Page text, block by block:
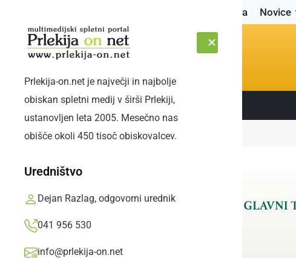
Naslovnica Novice
ČETRTEK, 6. AVGUST 2026 Sledite nam:
Prlekija-on.net je največji in najbolje
obiskan spletni medij v širši Prlekiji,
ustanovljen leta 2005. Mesečno nas
obišče okoli 450 tisoč obiskovalcev.
Uredništvo
Dejan Razlag, odgovorni urednik
041 956 530
info@prlekija-on.net
Naslovnica ŠportJesenski test hoje